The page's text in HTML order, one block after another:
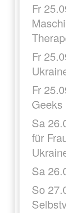
Fr
Fr
Fr
Geeks
Sa
für
Sa
So